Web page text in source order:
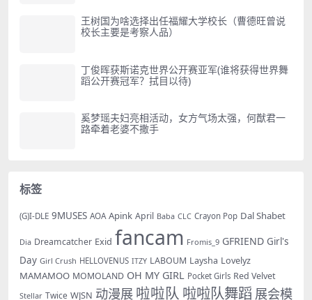
王树国为啥选择出任福耀大学校长（曹德旺曾说
校长主要是考察人品）
丁俊晖获斯诺克世界公开赛亚军(谁将获得世界舞
蹈公开赛冠军？拭目以待)
奚梦瑶夫妇亮相活动，女方气场太强，何猷君一
路牵着老婆不撒手
标签
(G)I-DLE 9MUSES AOA Apink April Baba CLC Crayon Pop Dal Shabet
Dia Dreamcatcher Exid fancam Fromis_9 GFRIEND Girl's
Day Girl Crush HELLOVENUS ITZY LABOUM Laysha Lovelyz
MAMAMOO MOMOLAND OH MY GIRL Pocket Girls Red Velvet
Stellar Twice WJSN 动漫展 啦啦队 啦啦队舞蹈 展会模